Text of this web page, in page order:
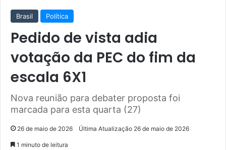
Brasil Política
Pedido de vista adia
votação da PEC do fim da
escala 6X1
Nova reunião para debater proposta foi
marcada para esta quarta (27)
26 de maio de 2026 Última Atualização 26 de maio de 2026
1 minuto de leitura